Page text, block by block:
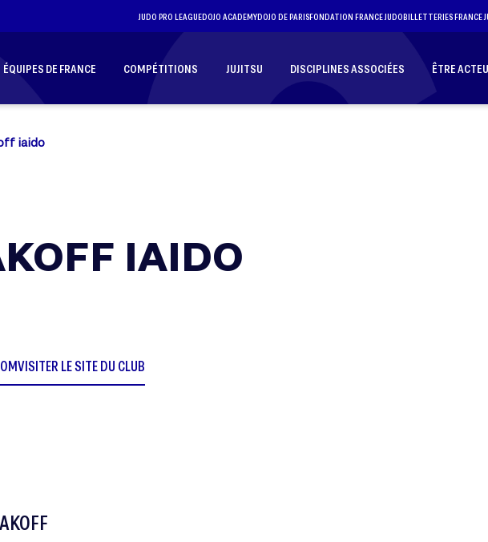
JUDO PRO LEAGUEDOJO ACADEMYDOJO DE PARISFONDATION FRANCE JUDOBILLETTERIES FRANCE
ÉQUIPES DE FRANCE COMPÉTITIONS JUJITSU DISCIPLINES ASSOCIÉES ÊTRE
iaido
IAIDO
VISITER LE SITE DU CLUB